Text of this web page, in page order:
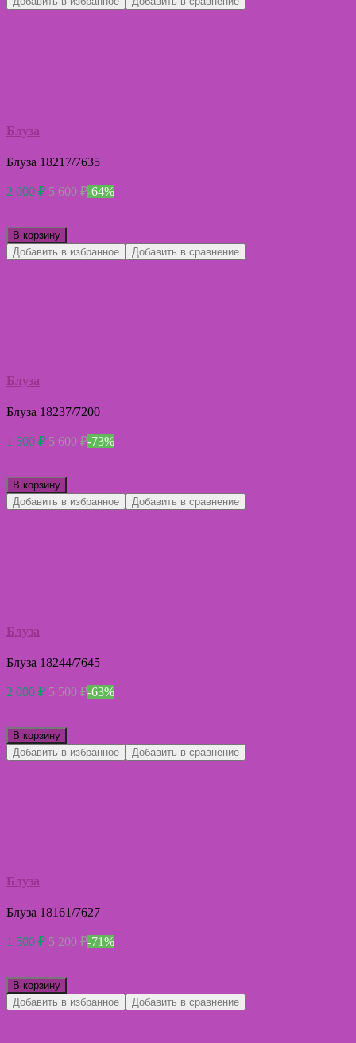
Блуза
Блуза 18217/7635
2 000 ₽ 5 600 ₽-64%
В корзину
Добавить в избранное
Добавить в сравнение
Блуза
Блуза 18237/7200
1 500 ₽ 5 600 ₽-73%
В корзину
Добавить в избранное
Добавить в сравнение
Блуза
Блуза 18244/7645
2 000 ₽ 5 500 ₽-63%
В корзину
Добавить в избранное
Добавить в сравнение
Блуза
Блуза 18161/7627
1 500 ₽ 5 200 ₽-71%
В корзину
Добавить в избранное
Добавить в сравнение